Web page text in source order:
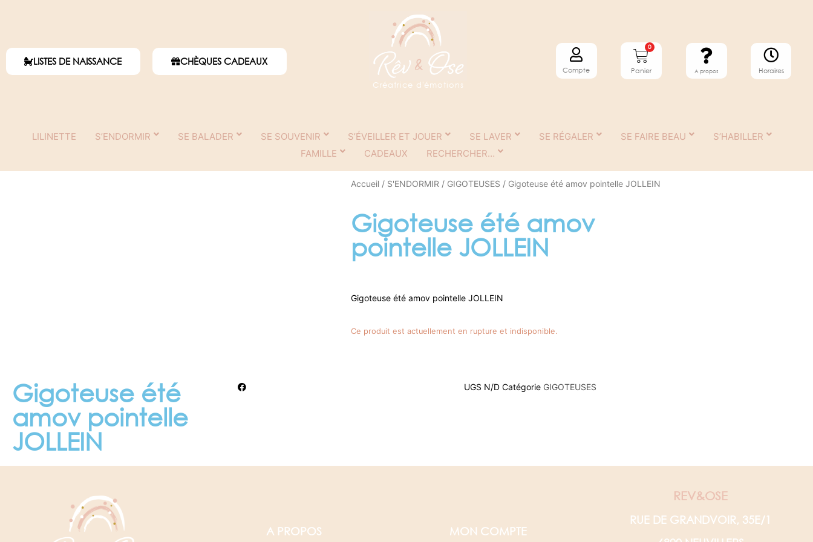
LISTES DE NAISSANCE CHÈQUES CADEAUX
Créatrice d'émotions
Compte
0
Panier A propos Horaires
LILINETTE S’ENDORMIR SE BALADER SE SOUVENIR S’ÉVEILLER ET JOUER SE LAVER SE RÉGALER SE FAIRE BEAU
S’HABILLER
FAMILLE
CADEAUX RECHERCHER…
Accueil / S'ENDORMIR / GIGOTEUSES / Gigoteuse été amov pointelle JOLLEIN
Gigoteuse été amov
pointelle JOLLEIN
Gigoteuse été amov pointelle JOLLEIN
Ce produit est actuellement en rupture et indisponible.
Gigoteuse été
amov pointelle
JOLLEIN
UGS N/D Catégorie GIGOTEUSES
A PROPOS MON COMPTE
REV&OSE
RUE DE GRANDVOIR, 35E/1